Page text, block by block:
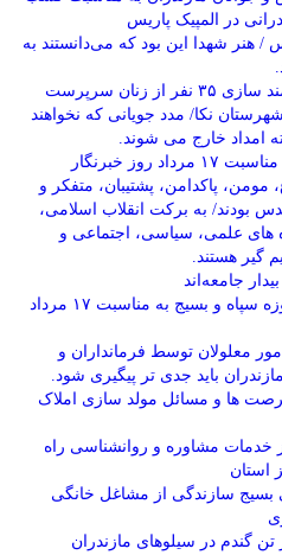
در المپیک پاریس
/ هنر شهدا این بود که می‌دانستند به
برگزاری مراسم طرح توانمند سازی ۳۵ نفر از زنان سرپرست
نکا/ مدد جویانی که نخواهند
امداد خارج می شوند.
روز خبرنگار
مومن، پاکدامن، پشتیبان، متفکر و
به برکت انقلاب اسلامی،
های علمی، سیاسی، اجتماعی و
گیر هستند.
جامعه‌اند
آئین تجلیل از خبرنگاران حوزه سپاه و بسیج به مناسبت ۱۷ مرداد
معلولان توسط فرمانداران و
باید جدی تر پیگیری شود.
ها و مسائل مولد سازی املاک
خدمات مشاوره و روانشناسی راه
استان
بسیج سازندگی از مشاغل خانگی